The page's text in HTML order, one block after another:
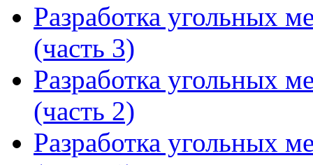
Разработка угольных
(часть 3)
Разработка угольных
(часть 2)
Разработка угольных